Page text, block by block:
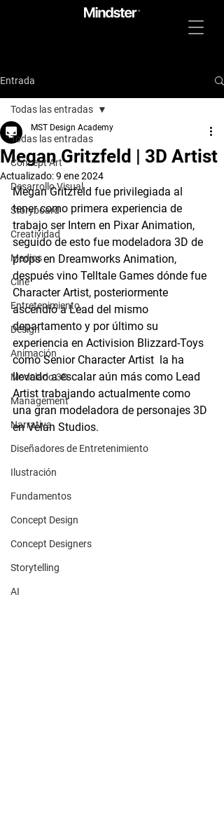
Entrada
Todas las entradas
Concept Art
Desarrollo Visual
Storyboard
Creatividad
Medios
Cine
Entretenimiento
Design
Animación
Modelado 3D
Management
Narrativa
Diseñadores de Entretenimiento
Ilustración
Fundamentos
Concept Design
Concept Designers
Storytelling
AI
Todas las entradas
Megan Gritzfeld | 3D Artist
MST Design Academy
Actualizado:9 ene 2024
Megan Gritzfeld fue privilegiada al
tener como primera experiencia de
trabajo ser Intern en Pixar Animation,
seguido de esto fue modeladora 3D de
props en Dreamworks Animation,
después vino Telltale Games dónde fue
Character Artist, posteriormente
ascendió a Lead del mismo
departamento y por último su
experiencia en Activision Blizzard-Toys
como Senior Character Artist  la ha
llevado a escalar aún más como Lead
Artist trabajando actualmente como
una gran modeladora de personajes 3D
en Velan Studios.